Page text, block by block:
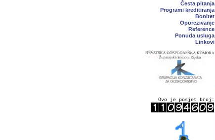
Česta pitanja
Programi kreditiranja
Bonitet
Oporezivanje
Reference
Ponuda usluga
Linkovi
Ovo je posjet broj: